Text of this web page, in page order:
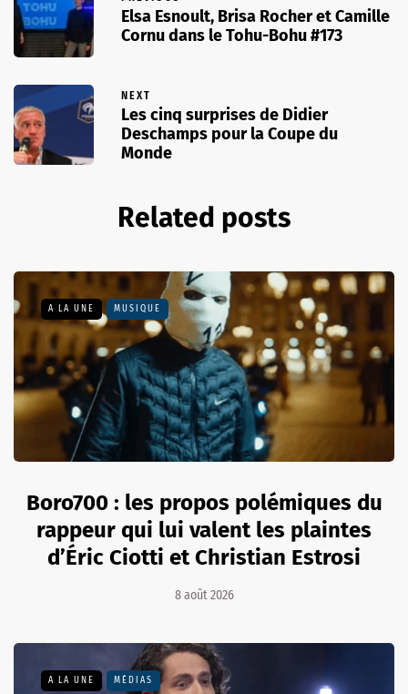
Elsa Esnoult, Brisa Rocher et Camille
Cornu dans le Tohu-Bohu #173
NEXT
Les cinq surprises de Didier
Deschamps pour la Coupe du
Monde
Related posts
A LA UNE MUSIQUE
Boro700 : les propos polémiques du
rappeur qui lui valent les plaintes
d’Éric Ciotti et Christian Estrosi
8 août 2026
A LA UNE MÉDIAS